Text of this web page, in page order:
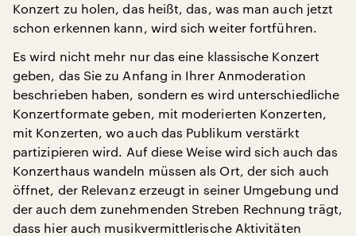
Konzert zu holen, das heißt, das, was man auch jetzt
schon erkennen kann, wird sich weiter fortführen.
Es wird nicht mehr nur das eine klassische Konzert
geben, das Sie zu Anfang in Ihrer Anmoderation
beschrieben haben, sondern es wird unterschiedliche
Konzertformate geben, mit moderierten Konzerten,
mit Konzerten, wo auch das Publikum verstärkt
partizipieren wird. Auf diese Weise wird sich auch das
Konzerthaus wandeln müssen als Ort, der sich auch
öffnet, der Relevanz erzeugt in seiner Umgebung und
der auch dem zunehmenden Streben Rechnung trägt,
dass hier auch musikvermittlerische Aktivitäten